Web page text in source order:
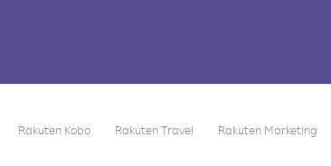
Rakuten Kobo Rakuten Travel Rakuten Marketing